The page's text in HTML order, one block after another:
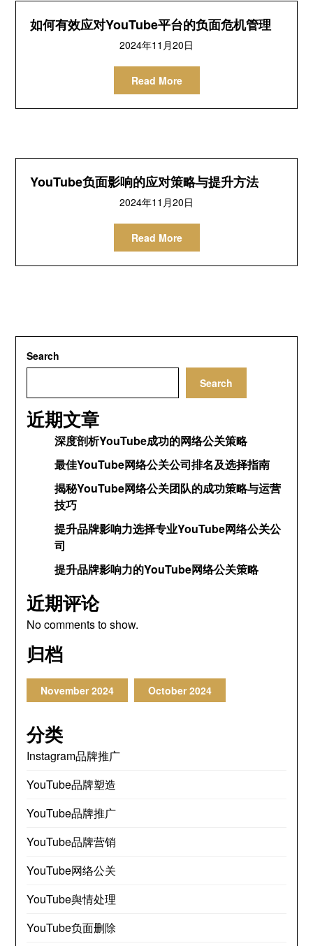
如何有效应对YouTube平台的负面危机管理
2024年11月20日
Read More
YouTube负面影响的应对策略与提升方法
2024年11月20日
Read More
Search
Search
近期文章
深度剖析YouTube成功的网络公关策略
最佳YouTube网络公关公司排名及选择指南
揭秘YouTube网络公关团队的成功策略与运营
技巧
提升品牌影响力选择专业YouTube网络公关公
司
提升品牌影响力的YouTube网络公关策略
近期评论
No comments to show.
归档
November2024 October2024
分类
Instagram品牌推广
YouTube品牌塑造
YouTube品牌推广
YouTube品牌营销
YouTube网络公关
YouTube舆情处理
YouTube负面删除